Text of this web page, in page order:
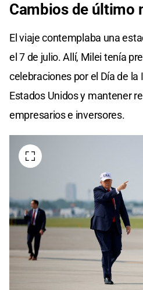
Cambios de último
El viaje contemplaba una
el 7 de julio. Allí, Milei tenía
celebraciones por el Día de la
Estados Unidos y mantener
empresarios e inversores.